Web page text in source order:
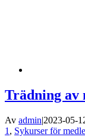
Trädning av
Av admin|2023-05-
1 , Sykurser för